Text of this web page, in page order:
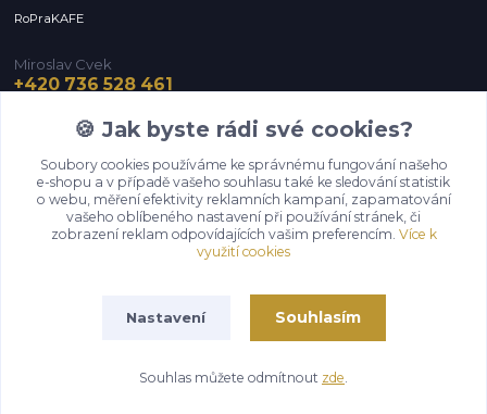
RoPraKAFE
Miroslav Cvek
+420 736 528 461
Upravit sběr cookies.
Vytvořeno na Eshop-rychle.cz
🍪 Jak byste rádi své cookies?
Soubory cookies používáme ke správnému fungování našeho
e-shopu a v případě vašeho souhlasu také ke sledování statistik
o webu, měření efektivity reklamních kampaní, zapamatování
vašeho oblíbeného nastavení při používání stránek, či
zobrazení reklam odpovídajících vašim preferencím. Více k
využití cookies
Nastavení Souhlasím
Souhlas můžete odmítnout zde